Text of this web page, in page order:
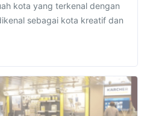
kota yang terkenal dengan
sebagai kota kreatif dan